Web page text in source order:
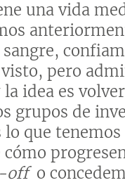
una vida
pero
idea es
grupos de
que
off o